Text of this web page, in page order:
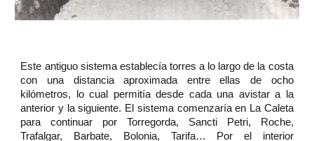
Este antiguo sistema establecía torres a lo largo de la costa
con una distancia aproximada entre ellas de ocho
kilómetros, lo cual permitía desde cada una avistar a la
anterior y la siguiente. El sistema comenzaría en La Caleta
para continuar por Torregorda, Sancti Petri, Roche,
Trafalgar, Barbate, Bolonia, Tarifa… Por el interior